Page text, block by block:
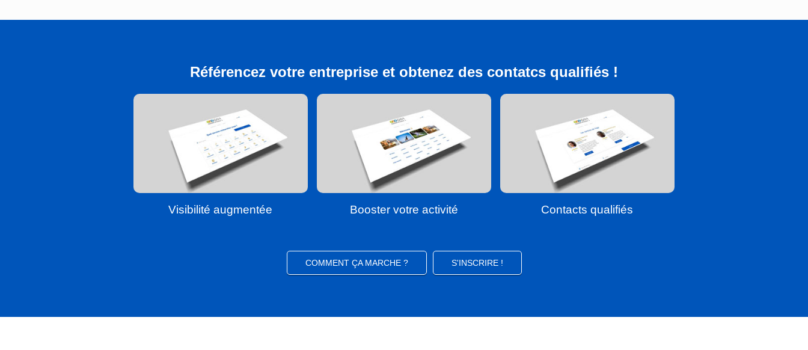
Référencez votre entreprise et obtenez des contatcs qualifiés !
Visibilité augmentée Booster votre activité Contacts qualifiés
COMMENT ÇA MARCHE ? S'INSCRIRE !